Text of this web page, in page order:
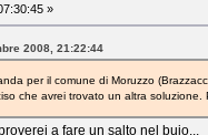
»
2008, 21:22:44
per il comune di Moruzzo
che avrei trovato un altra soluzione.
a fare un salto nel buio...